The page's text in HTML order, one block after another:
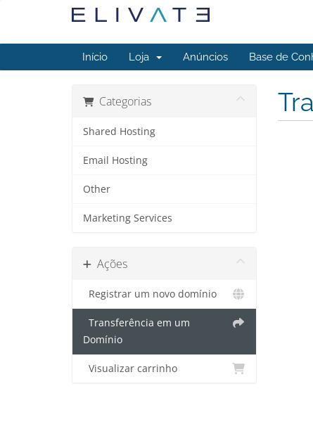
Início Loja Anúncios Base de
Categorias
Shared Hosting
Email Hosting
Other
Marketing Services
Ações
Registrar um novo domínio
Transferência em um
Domínio
Visualizar carrinho